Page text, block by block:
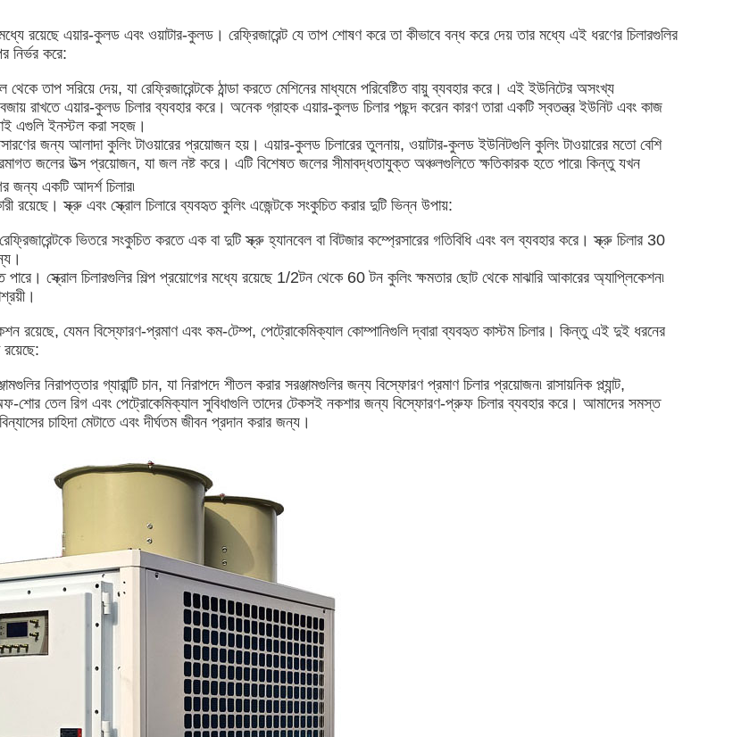
মধ্যে রয়েছে এয়ার-কুলড এবং ওয়াটার-কুলড। রেফ্রিজারেন্ট যে তাপ শোষণ করে তা কীভাবে বন্ধ করে দেয় তার মধ্যে এই ধরণের চিলারগুলির
নির্ভর করে:
তাপ সরিয়ে দেয়, যা রেফ্রিজারেন্টকে ঠান্ডা করতে মেশিনের মাধ্যমে পরিবেষ্টিত বায়ু ব্যবহার করে। এই ইউনিটের অসংখ্য
রাখতে এয়ার-কুলড চিলার ব্যবহার করে। অনেক গ্রাহক এয়ার-কুলড চিলার পছন্দ করেন কারণ তারা একটি স্বতন্ত্র ইউনিট এবং কাজ
এগুলি ইনস্টল করা সহজ।
জন্য আলাদা কুলিং টাওয়ারের প্রয়োজন হয়। এয়ার-কুলড চিলারের তুলনায়, ওয়াটার-কুলড ইউনিটগুলি কুলিং টাওয়ারের মতো বেশি
জলের উত্স প্রয়োজন, যা জল নষ্ট করে। এটি বিশেষত জলের সীমাবদ্ধতাযুক্ত অঞ্চলগুলিতে ক্ষতিকারক হতে পারে৷ কিন্তু যখন
জন্য একটি আদর্শ চিলার৷
রয়েছে। স্ক্রু এবং স্ক্রোল চিলারে ব্যবহৃত কুলিং এজেন্টকে সংকুচিত করার দুটি ভিন্ন উপায়:
ভিতরে সংকুচিত করতে এক বা দুটি স্ক্রু হ্যানবেল বা বিটজার কম্প্রেসারের গতিবিধি এবং বল ব্যবহার করে। স্ক্রু চিলার 30
স্ক্রোল চিলারগুলির শিল্প প্রয়োগের মধ্যে রয়েছে 1/2টন থেকে 60 টন কুলিং ক্ষমতার ছোট থেকে মাঝারি আকারের অ্যাপ্লিকেশন৷
রয়েছে, যেমন বিস্ফোরণ-প্রমাণ এবং কম-টেম্প, পেট্রোকেমিক্যাল কোম্পানিগুলি দ্বারা ব্যবহৃত কাস্টম চিলার। কিন্তু এই দুই ধরনের
রয়েছে:
নিরাপত্তার গ্যারান্টি চান, যা নিরাপদে শীতল করার সরঞ্জামগুলির জন্য বিস্ফোরণ প্রমাণ চিলার প্রয়োজন৷ রাসায়নিক প্ল্যান্ট,
অফ-শোর তেল রিগ এবং পেট্রোকেমিক্যাল সুবিধাগুলি তাদের টেকসই নকশার জন্য বিস্ফোরণ-প্রুফ চিলার ব্যবহার করে। আমাদের সমস্ত
চাহিদা মেটাতে এবং দীর্ঘতম জীবন প্রদান করার জন্য।